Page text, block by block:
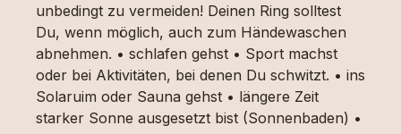
unbedingt zu vermeiden! Deinen Ring solltest
Du, wenn möglich, auch zum Händewaschen
abnehmen. • schlafen gehst • Sport machst
oder bei Aktivitäten, bei denen Du schwitzt. • ins
Solaruim oder Sauna gehst • längere Zeit
starker Sonne ausgesetzt bist (Sonnenbaden) •